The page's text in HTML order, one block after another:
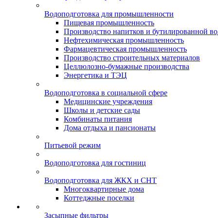
Водоподготовка для промышленности
Пищевая промышленность
Производство напитков и бутилированной
Нефтехимическая промышленность
Фармацевтическая промышленность
Производство строительных материалов
Целлюлозно-бумажные производства
Энергетика и ТЭЦ
Водоподготовка в социальной сфере
Медицинские учреждения
Школы и детские сады
Комбинаты питания
Дома отдыха и пансионаты
Питьевой режим
Водоподготовка для гостиниц
Водоподготовка для ЖКХ и СНТ
Многоквартирные дома
Коттеджные поселки
Засыпные фильтры